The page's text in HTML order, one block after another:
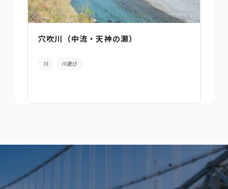
穴吹川（中流・天神の瀬）
川 川遊び